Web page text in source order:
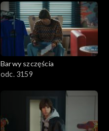
Barwy szczęścia
odc. 3159